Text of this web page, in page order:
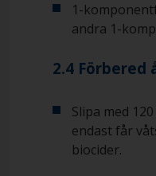
1-
andra 1-
2.4
Slipa med
endast får
biocider.